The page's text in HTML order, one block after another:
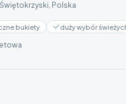
Polska
bukiety duży wybór